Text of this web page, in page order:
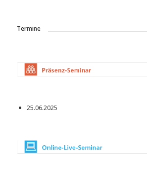
Termine
25.06.2025